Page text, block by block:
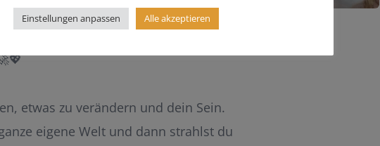
dann bewirb dich jetzt und
etwas zu verändern und dein Sein.
eigene Welt und dann strahlst du
Einstellungen anpassen Alle akzeptieren